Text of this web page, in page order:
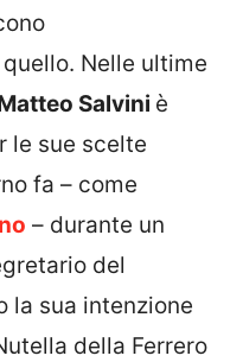
Nelle ultime
Salvini è
le sue scelte
fa – come
– durante un
del
la sua intenzione
della Ferrero